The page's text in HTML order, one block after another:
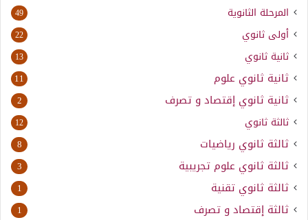
المرحلة الثانوية 49
أولى ثانوي 22
ثانية ثانوي 13
ثانية ثانوي علوم 11
ثانية ثانوي إقتصاد و تصرف 2
ثالثة ثانوي 12
ثالثة ثانوي رياضيات 8
ثالثة ثانوي علوم تجريبية 3
ثالثة ثانوي تقنية 1
ثالثة إقتصاد و تصرف 1